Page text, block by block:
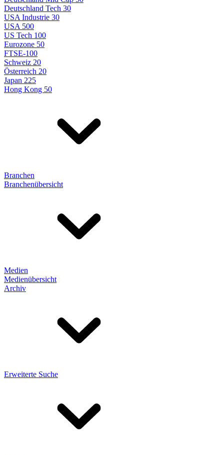
Deutschland Tech 30
USA Industrie 30
USA 500
US Tech 100
Eurozone 50
FTSE-100
Schweiz 20
Österreich 20
Japan 225
Hong Kong 50
Branchen
Branchenübersicht
Medien
Medienübersicht
Archiv
Erweiterte Suche